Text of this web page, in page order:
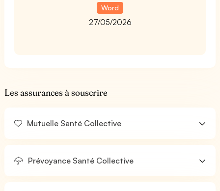
Word
27/05/2026
Les assurances à souscrire
Mutuelle Santé Collective
Prévoyance Santé Collective